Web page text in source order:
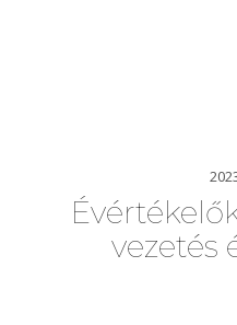
vezetés